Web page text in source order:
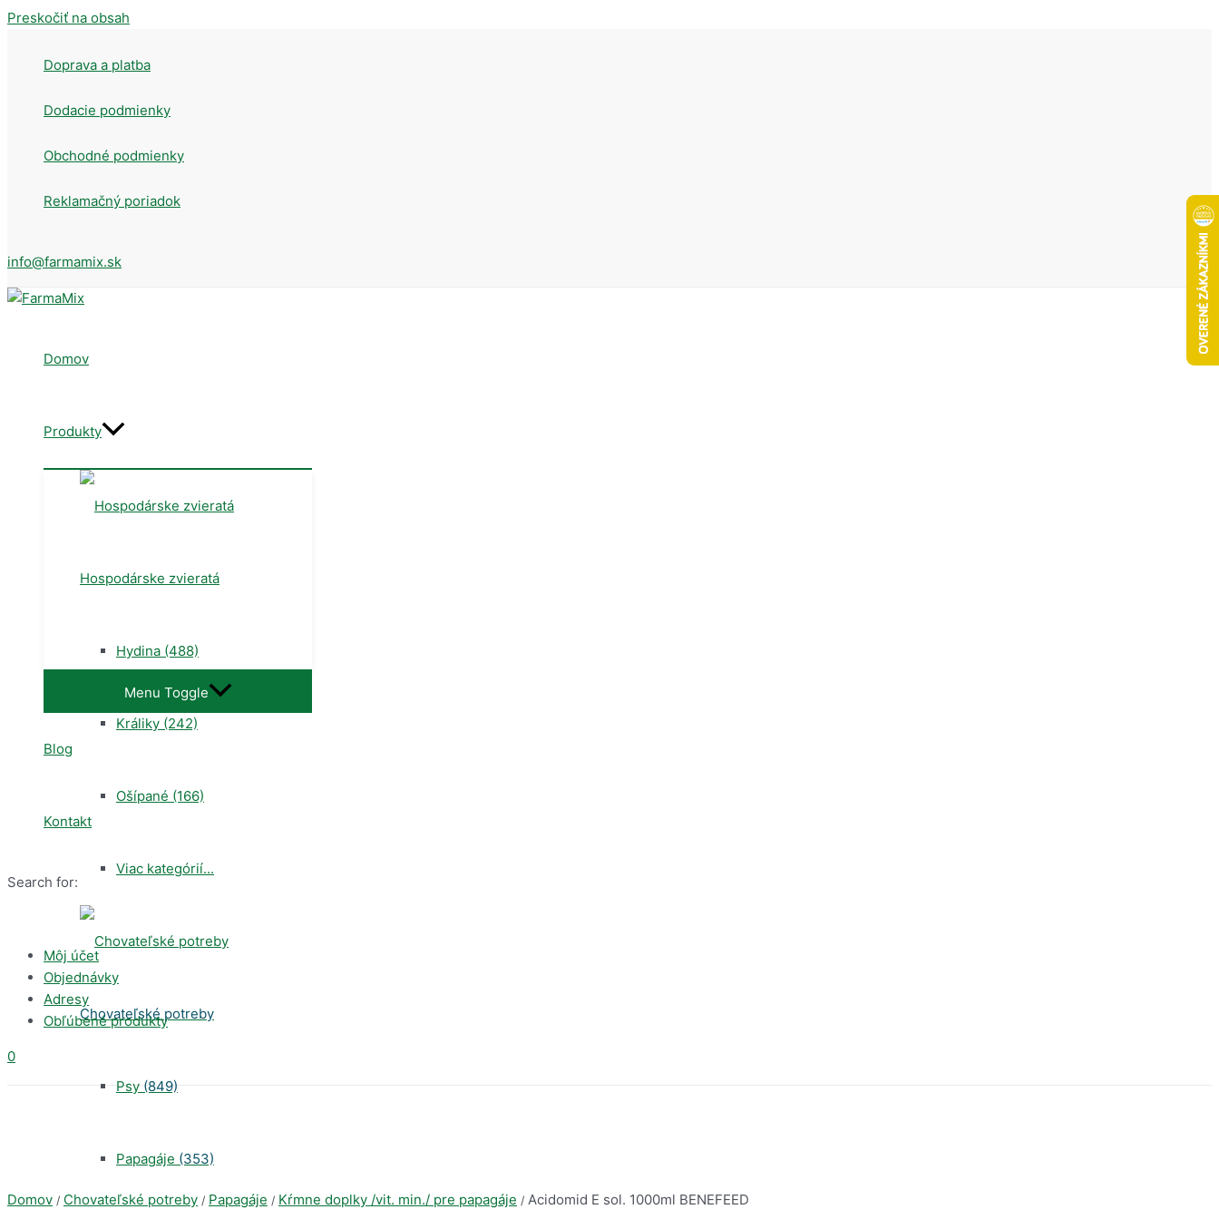
Preskočiť na obsah
Doprava a platba
Dodacie podmienky
Obchodné podmienky
Reklamačný poriadok
info@farmamix.sk
Domov
Produkty
Hospodárske zvieratá
Hydina (488)
Králiky (242)
Ošípané (166)
Viac kategórií...
Chovateľské potreby
Psy (849)
Papagáje (353)
Menu Toggle
Blog
Kontakt
Search for:
Môj účet
Objednávky
Adresy
Obľúbené produkty
0
Domov / Chovateľské potreby / Papagáje / Kŕmne doplky /vit. min./ pre papagáje / Acidomid E sol. 1000ml BENEFEED